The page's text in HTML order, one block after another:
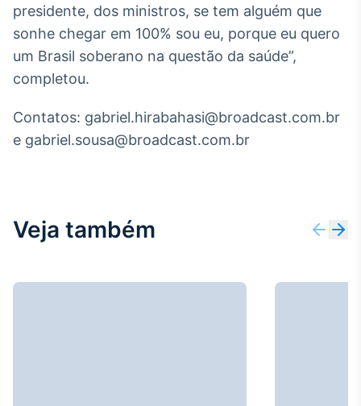
Broadcast
Curadoria de
conteúdos
Soluções de
Tecnologia
Broadcast
presidente, dos ministros, se tem alguém que
sonhe chegar em 100% sou eu, porque eu quero
um Brasil soberano na questão da saúde”,
completou.
Contatos: gabriel.hirabahasi@broadcast.com.br
e gabriel.sousa@broadcast.com.br
Veja também